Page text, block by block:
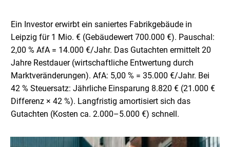
Ein Investor erwirbt ein saniertes Fabrikgebäude in
Leipzig für 1 Mio. € (Gebäudewert 700.000 €). Pauschal:
2,00 % AfA = 14.000 €/Jahr. Das Gutachten ermittelt 20
Jahre Restdauer (wirtschaftliche Entwertung durch
Marktveränderungen). AfA: 5,00 % = 35.000 €/Jahr. Bei
42 % Steuersatz: Jährliche Einsparung 8.820 € (21.000 €
Differenz × 42 %). Langfristig amortisiert sich das
Gutachten (Kosten ca. 2.000–5.000 €) schnell.